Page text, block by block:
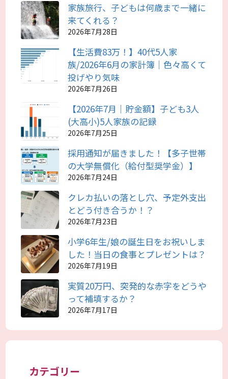
家族旅行、子どもは何歳まで一緒に
来てくれる？
2026年7月28日
【生活費83万！】40代5人家
族/2026年6月の家計簿｜色々高くて
投げやり気味
2026年7月26日
【2026年7月｜貯金額】子ども3人
(大高小)5人家族の記録
2026年7月25日
採用通知が届きました！【多子世帯
の大学無償化（給付型奨学金）】
2026年7月24日
クレカ払いの落とし穴、予定外支出
とどう付き合うか！？
2026年7月23日
小学6年生/娘の誕生日をお祝いしま
した！当日の食事とプレゼントは？
2026年7月19日
実質20万円、突発的な赤字をどうや
って補填するか？
2026年7月17日
カテゴリー